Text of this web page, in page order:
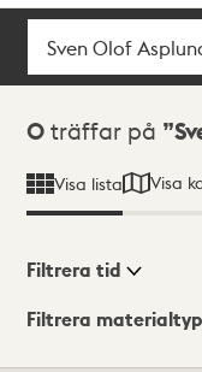
Sök
Sökresultat
0 träffar på
Visa lista Visa
Visningsläge
Filtrera tid
Filtrera